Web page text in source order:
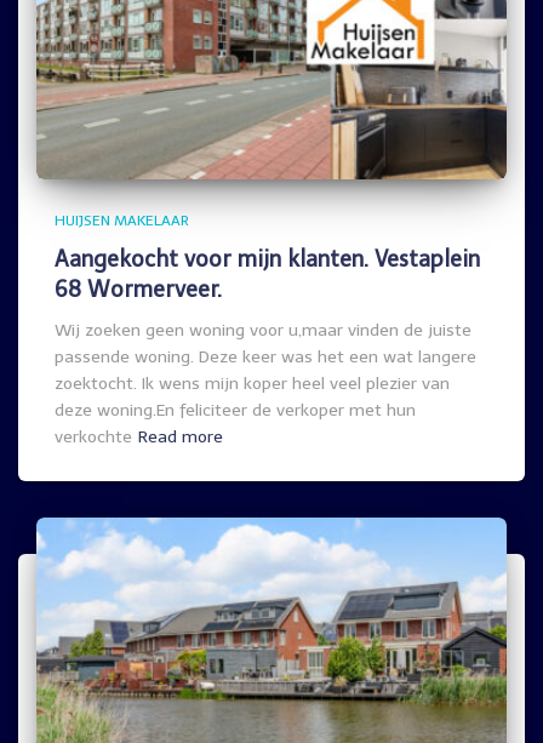
HUIJSEN MAKELAAR
Aangekocht voor mijn klanten. Vestaplein
68 Wormerveer.
Wij zoeken geen woning voor u,maar vinden de juiste
passende woning. Deze keer was het een wat langere
zoektocht. Ik wens mijn koper heel veel plezier van
deze woning.En feliciteer de verkoper met hun
verkochte Read more